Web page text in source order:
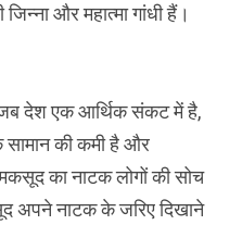
और महात्‍मा गांधी हैं।
जब देश एक आर्थिक संकट में है,
की कमी है और
का नाटक लोगों की सोच
अपने नाटक के जरिए दिखाने